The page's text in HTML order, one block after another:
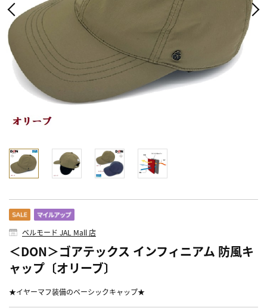
ベルモード JAL Mall 店
＜DON＞ゴアテックス インフィニアム 防風キ
ャップ〔オリーブ〕
★イヤーマフ装備のベーシックキャップ★